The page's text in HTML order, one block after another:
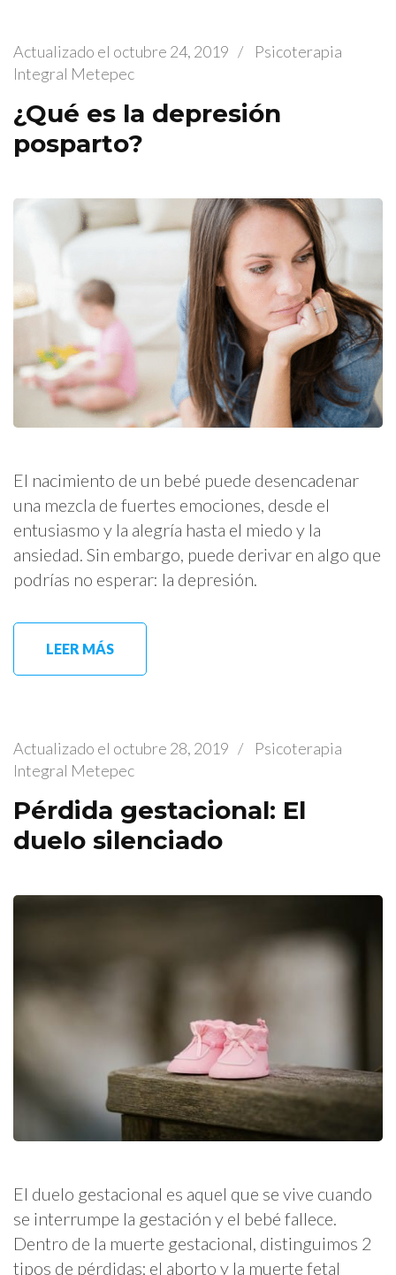
Actualizado el octubre 24, 2019 /
Psicoterapia
Integral Metepec
¿Qué es la depresión
posparto?
El nacimiento de un bebé puede desencadenar
una mezcla de fuertes emociones, desde el
entusiasmo y la alegría hasta el miedo y la
ansiedad. Sin embargo, puede derivar en algo que
podrías no esperar: la depresión.
LEER MÁS
Actualizado el octubre 28, 2019 /
Psicoterapia
Integral Metepec
Pérdida gestacional: El
duelo silenciado
El duelo gestacional es aquel que se vive cuando
se interrumpe la gestación y el bebé fallece.
Dentro de la muerte gestacional, distinguimos 2
tipos de pérdidas; el aborto y la muerte fetal